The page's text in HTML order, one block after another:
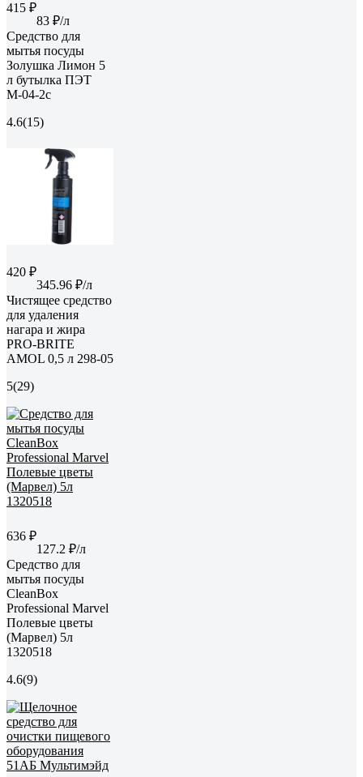
415 ₽
83 ₽/л
Средство для
мытья посуды
Золушка Лимон 5
л бутылка ПЭТ
М-04-2c
4.6(15)
420 ₽
345.96 ₽/л
Чистящее средство
для удаления
нагара и жира
PRO-BRITE
AMOL 0,5 л 298-05
5(29)
636 ₽
127.2 ₽/л
Средство для
мытья посуды
CleanBox
Professional Marvel
Полевые цветы
(Марвел) 5л
1320518
4.6(9)